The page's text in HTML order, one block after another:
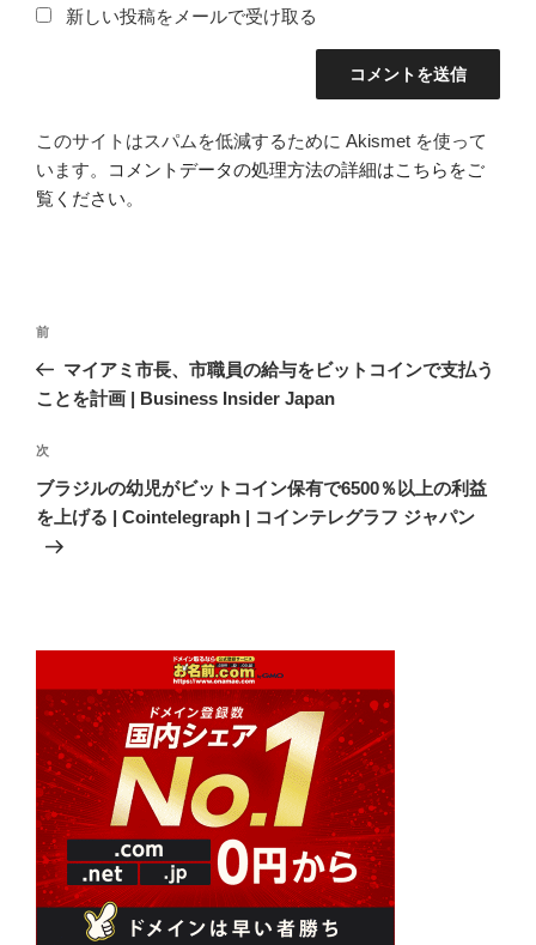
新しい投稿をメールで受け取る
このサイトはスパムを低減するために Akismet を使って
います。
コメントデータの処理方法の詳細はこちらをご
覧ください。
投
ナ
ゲ
ー
シ
ョ
前
の
投
前
マイアミ市長、市職員の給与をビットコインで支払う
ことを計画 | Business Insider Japan
次
の
投
次
ブラジルの幼児がビットコイン保有で6500％以上の利益
を上げる | Cointelegraph | コインテレグラフ ジャパン